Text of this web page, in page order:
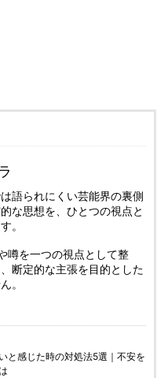
語られにくい芸能界の裏側
な思想を、ひとつの視点と
。
噂を一つの視点として整
断定的な主張を目的とした
。
と感じた時の対処法5選｜不安を